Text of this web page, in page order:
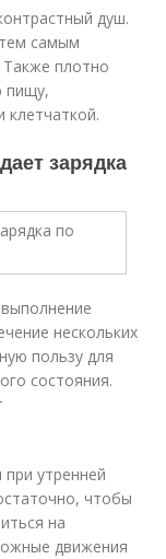
душ.
самым
Также плотно
пищу,
зарядка
нескольких
пользу для
состояния.
при утренней
чтобы
на
движения